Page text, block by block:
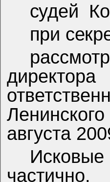
судей
при
августа
частично.